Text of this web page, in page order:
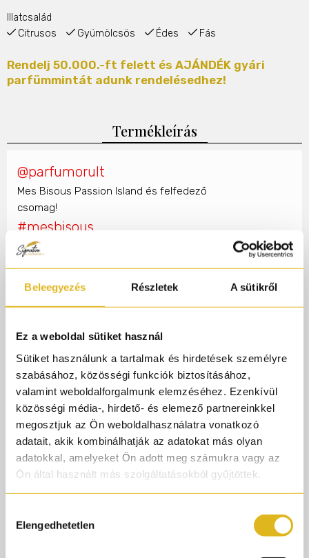
Beleegyezés Részletek A sütikről
Ez a weboldal sütiket használ
Sütiket használunk a tartalmak és hirdetések személyre
szabásához, közösségi funkciók biztosításához,
valamint weboldalforgalmunk elemzéséhez. Ezenkívül
közösségi média-, hirdető- és elemező partnereinkkel
megosztjuk az Ön weboldalhasználatra vonatkozó
adatait, akik kombinálhatják az adatokat más olyan
adatokkal, amelyeket Ön adott meg számukra vagy az
Ön által használt más szolgáltatásokból gyűjtöttek.
kiválasztása
Elengedhetetlen
Illatcsalád
Citrusos Gyümölcsös Édes Fás
Rendelj 50.000.-ft felett és AJÁNDÉK gyári
parfümmintát adunk rendelésedhez!
Termékleírás
@parfumorult
Mes Bisous Passion Island és felfedező
csomag!
#mesbisous
#passionisland
#exclusiv
#niche
#luxusparfüm
#parfüm
#cologne
#parfumtok
#parfume
#parfumorult
@Mes Bisous
A Mes Bisous török luxus parfümház legújabb dobása